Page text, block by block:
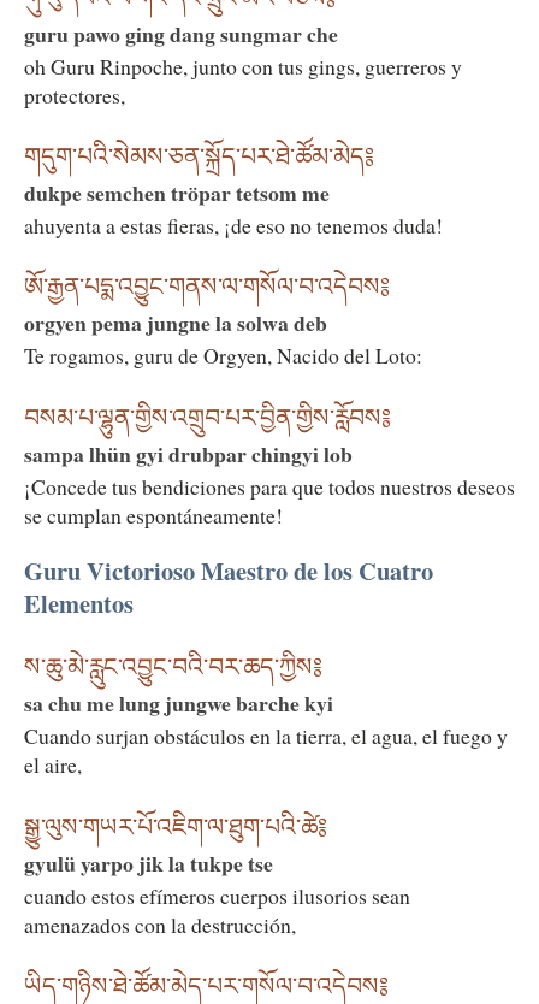
guru pawo ging dang sungmar che
oh Guru Rinpoche, junto con tus gings, guerreros y
protectores,
གདུག་པའི་སེམས་ཅན་སྐྲོད་པར་ཐེ་ཚོམ་མེད༔
dukpe semchen tröpar tetsom me
ahuyenta a estas fieras, ¡de eso no tenemos duda!
ཨོ་རྒྱན་པདྨ་འབྱུང་གནས་ལ་གསོལ་བ་འདེབས༔
orgyen pema jungne la solwa deb
Te rogamos, guru de Orgyen, Nacido del Loto:
བསམ་པ་ལྷུན་གྱིས་འགྲུབ་པར་བྱིན་གྱིས་རློབས༔
sampa lhün gyi drubpar chingyi lob
¡Concede tus bendiciones para que todos nuestros deseos
se cumplan espontáneamente!
Guru Victorioso Maestro de los Cuatro
Elementos
ས་ཆུ་མེ་རླུང་འབྱུང་བའི་བར་ཆད་ཀྱིས༔
sa chu me lung jungwe barche kyi
Cuando surjan obstáculos en la tierra, el agua, el fuego y
el aire,
སྒྱུ་ལུས་གཡར་པོ་འཇིག་ལ་ཐུག་པའི་ཚེ༔
gyulü yarpo jik la tukpe tse
cuando estos efímeros cuerpos ilusorios sean
amenazados con la destrucción,
ཡིད་གཉིས་ཐེ་ཚོམ་མེད་པར་གསོལ་བ་འདེབས༔